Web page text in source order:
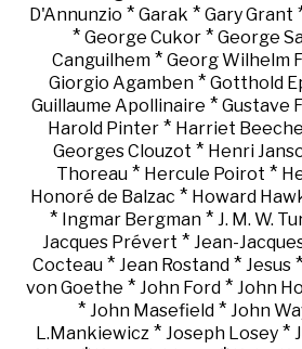
D'Annunzio * Garak * Gary Grant
* George Cukor * George
Canguilhem * Georg Wilhelm
Giorgio Agamben * Gotthold
Guillaume Apollinaire * Gustave
Harold Pinter* Harriet
Georges Clouzot * Henri
Thoreau * Hercule Poirot *
Honoré de Balzac * Howard
* Ingmar Bergman* J. M. W.
Jacques Prévert * Jean-
Cocteau * Jean Rostand * Jesus *
von Goethe * John Ford * John
* John Masefield * John
L.Mankiewicz* Joseph Losey*